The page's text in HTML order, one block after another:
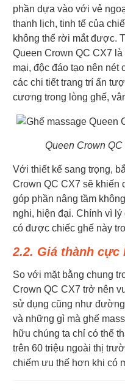
phần dựa vào với vẻ
thanh lịch, tinh tế của
không thể rời mắt được.
Queen Crown QC CX7
mại, độc đáo tạo nên nét
các chi tiết trang trí ấn
cương trong lòng ghế,
Queen Crown
Với thiết kế sang trọng,
Crown QC CX7 sẽ khiến
góp phần nâng tầm
nghi, hiện đại. Chính vì
có được chiếc ghế này
2.2. Giá thành cực
So với mặt bằng chung
Crown QC CX7 trở nên
sử dụng cũng như
và những gì mà ghế
hữu chúng ta chỉ có thể
trên 60 triệu ngoài thị
chiếm ưu thế hơn khi có